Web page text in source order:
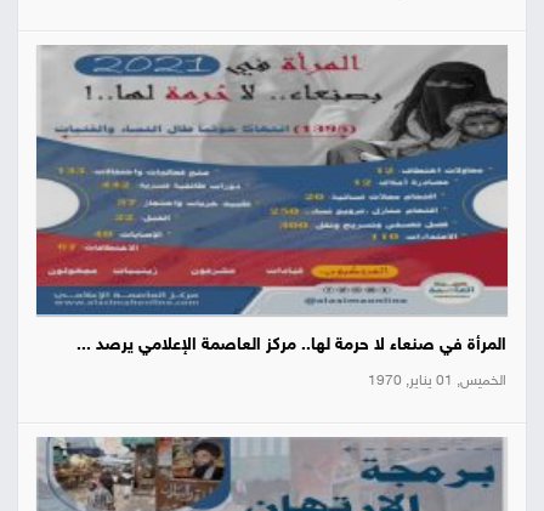
المرأة في صنعاء لا حرمة لها.. مركز العاصمة الإعلامي يرصد ...
الخميس, 01 يناير, 1970